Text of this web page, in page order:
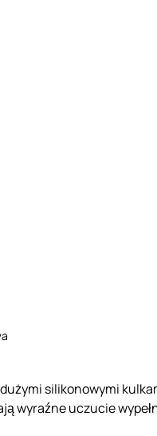
silikonowymi
wyraźne uczucie